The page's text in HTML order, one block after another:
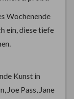
Wochenende
ein, diese tiefe
Kunst in
Joe Pass, Jane